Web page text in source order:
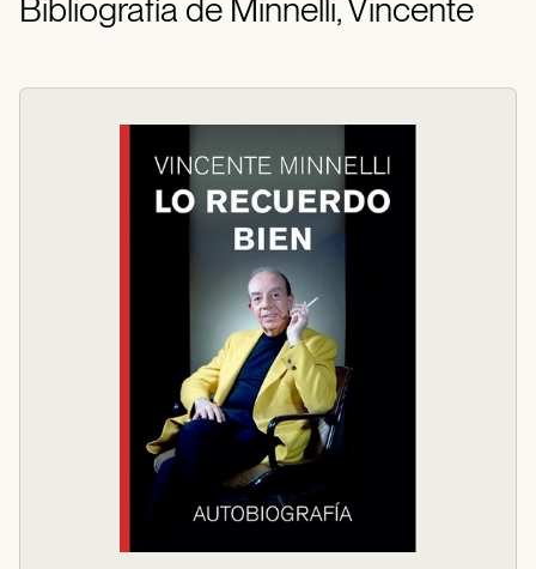
Bibliografía de Minnelli, Vincente